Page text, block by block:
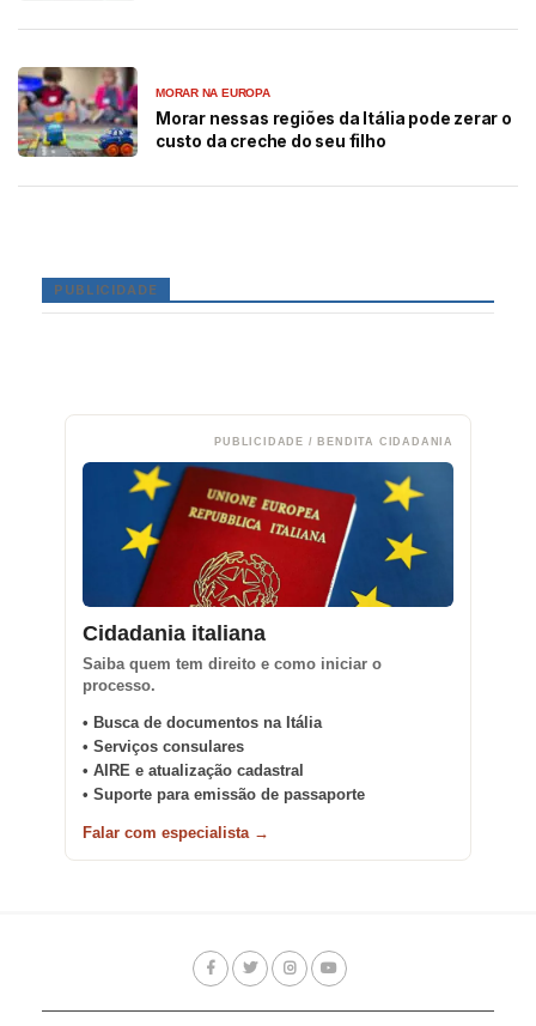
MORAR NA EUROPA
Morar nessas regiões da Itália pode zerar o
custo da creche do seu filho
PUBLICIDADE
PUBLICIDADE / BENDITA CIDADANIA
Cidadania italiana
Saiba quem tem direito e como iniciar o
processo.
• Busca de documentos na Itália
• Serviços consulares
• AIRE e atualização cadastral
• Suporte para emissão de passaporte
Falar com especialista →